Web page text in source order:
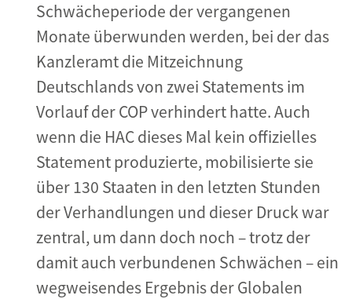
Schwächeperiode der vergangenen
Monate überwunden werden, bei der das
Kanzleramt die Mitzeichnung
Deutschlands von zwei Statements im
Vorlauf der COP verhindert hatte. Auch
wenn die HAC dieses Mal kein offizielles
Statement produzierte, mobilisierte sie
über 130 Staaten in den letzten Stunden
der Verhandlungen und dieser Druck war
zentral, um dann doch noch – trotz der
damit auch verbundenen Schwächen – ein
wegweisendes Ergebnis der Globalen